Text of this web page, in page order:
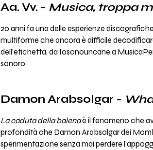
Aa. Vv. - Musica, troppa
20 anni fa una delle esperienze
multiforme che ancora è difficile
dell'etichetta, da Iosonouncane a
sonoro.
Damon Arabsolgar -
La caduta della balenaè il fenomeno che
profondità che Damon Arabsolgar dei
sperimentazione senza mai perdere